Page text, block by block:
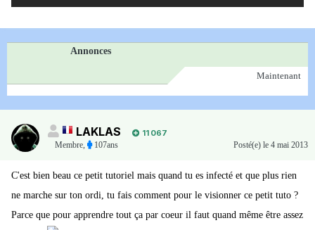
Annonces
Maintenant
LAKLAS
11 067
Membre, 107ans Posté(e) le 4 mai 2013
C'est bien beau ce petit tutoriel mais quand tu es infecté et que plus rien
ne marche sur ton ordi, tu fais comment pour le visionner ce petit tuto ?
Parce que pour apprendre tout ça par coeur il faut quand même être assez